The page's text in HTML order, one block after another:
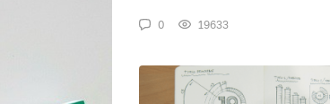
0 19633